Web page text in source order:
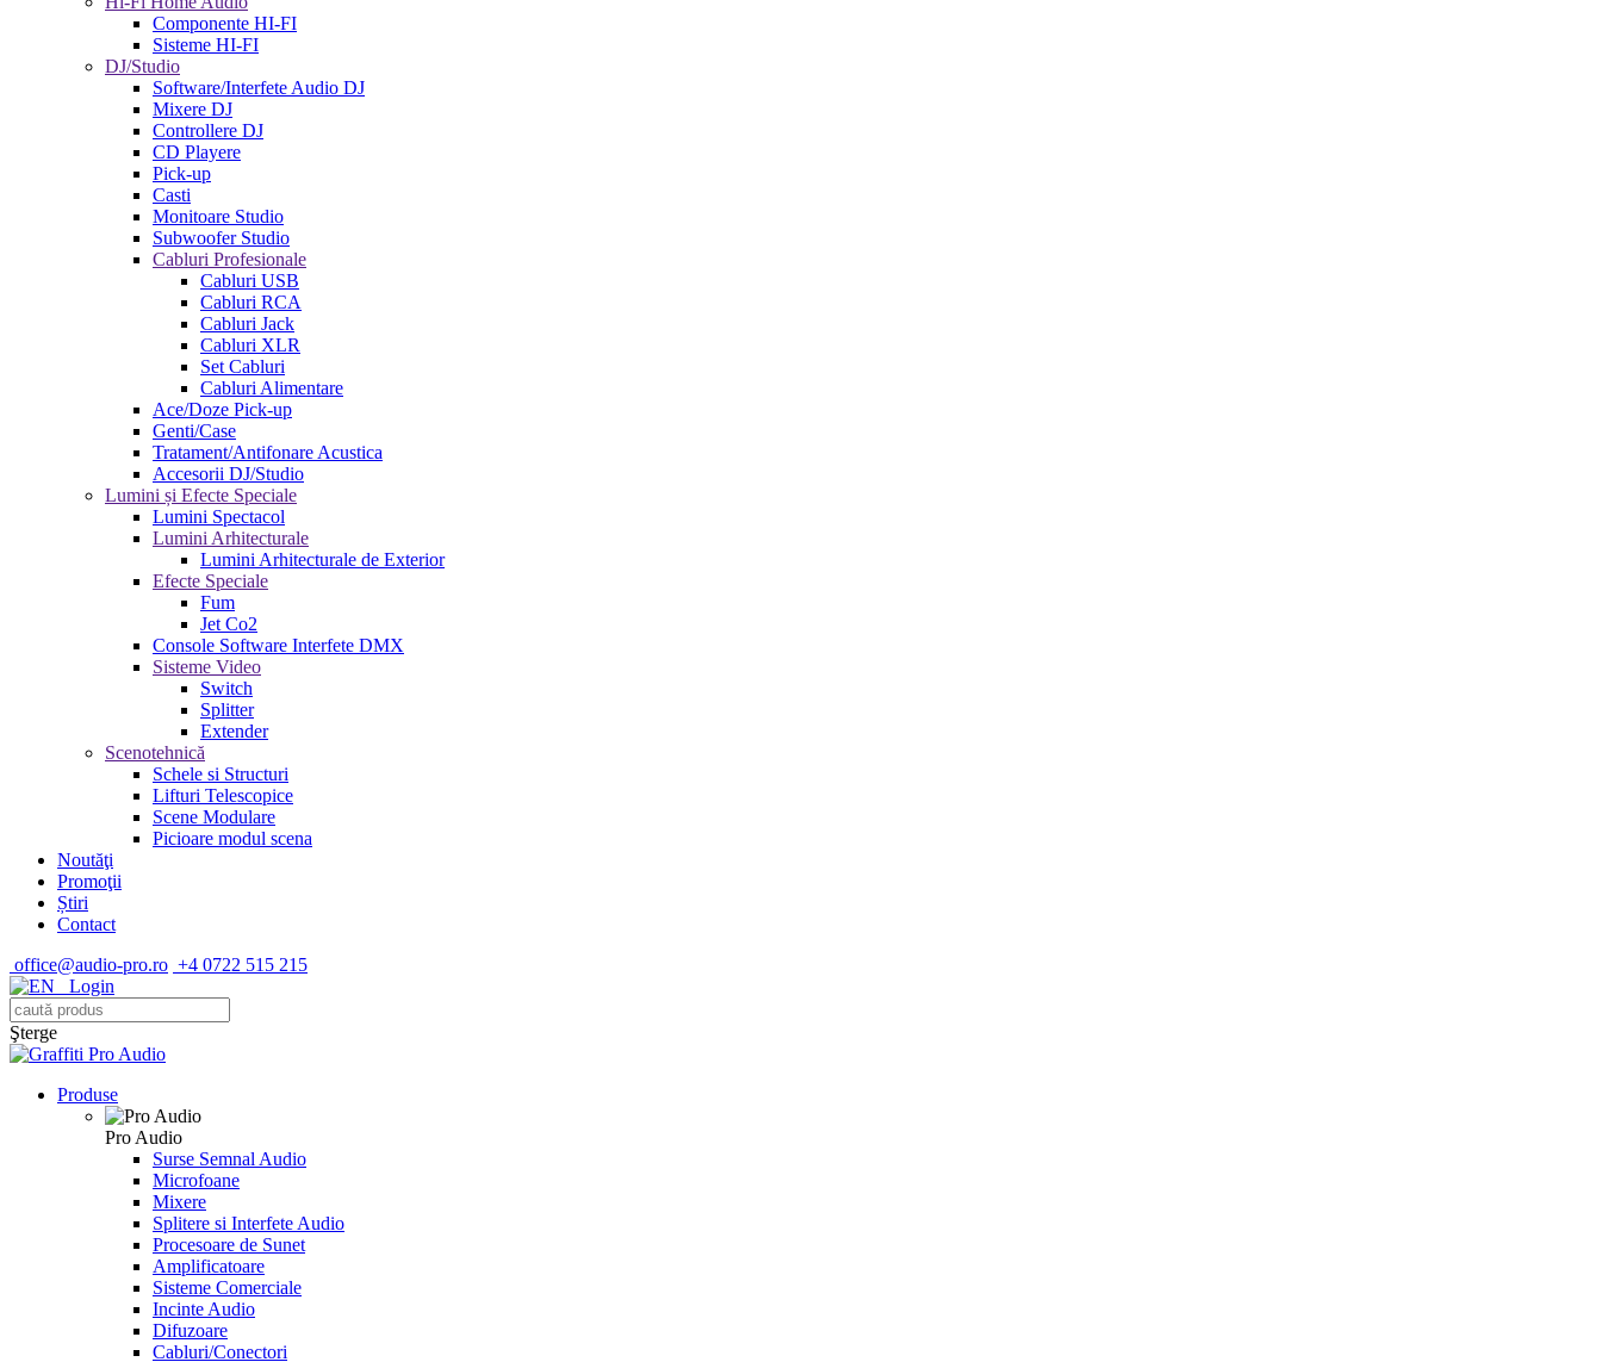
Componente HI-FI
Sisteme HI-FI
DJ/Studio
Software/Interfete Audio DJ
Mixere DJ
Controllere DJ
CD Playere
Pick-up
Casti
Monitoare Studio
Subwoofer Studio
Cabluri Profesionale
Cabluri USB
Cabluri RCA
Cabluri Jack
Cabluri XLR
Set Cabluri
Cabluri Alimentare
Ace/Doze Pick-up
Genti/Case
Tratament/Antifonare Acustica
Accesorii DJ/Studio
Lumini și Efecte Speciale
Lumini Spectacol
Lumini Arhitecturale
Lumini Arhitecturale de Exterior
Efecte Speciale
Fum
Jet Co2
Console Software Interfete DMX
Sisteme Video
Switch
Splitter
Extender
Scenotehnică
Schele si Structuri
Lifturi Telescopice
Scene Modulare
Picioare modul scena
Noutăţi
Promoţii
Știri
Contact
office@audio-pro.ro +4 0722 515 215
Login
Şterge
Produse
Pro Audio
Surse Semnal Audio
Microfoane
Mixere
Splitere si Interfete Audio
Procesoare de Sunet
Amplificatoare
Sisteme Comerciale
Incinte Audio
Difuzoare
Cabluri/Conectori